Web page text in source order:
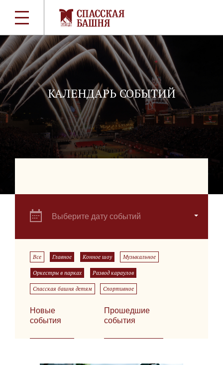
КАЛЕНДАРЬ СОБЫТИЙ
Выберите дату событий
Все Главное Конное шоу Музыкальное
Оркестры в парках Развод караулов
Спасская башня детям Спортивное
Новые
события
Прошедшие
события